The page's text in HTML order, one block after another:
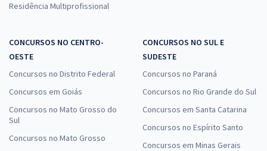
Residência Multiprofissional
CONCURSOS NO CENTRO-
OESTE
Concursos no Distrito Federal
Concursos em Goiás
Concursos no Mato Grosso do
Sul
Concursos no Mato Grosso
CONCURSOS NO SUL E
SUDESTE
Concursos no Paraná
Concursos no Rio Grande do Sul
Concursos em Santa Catarina
Concursos no Espírito Santo
Concursos em Minas Gerais